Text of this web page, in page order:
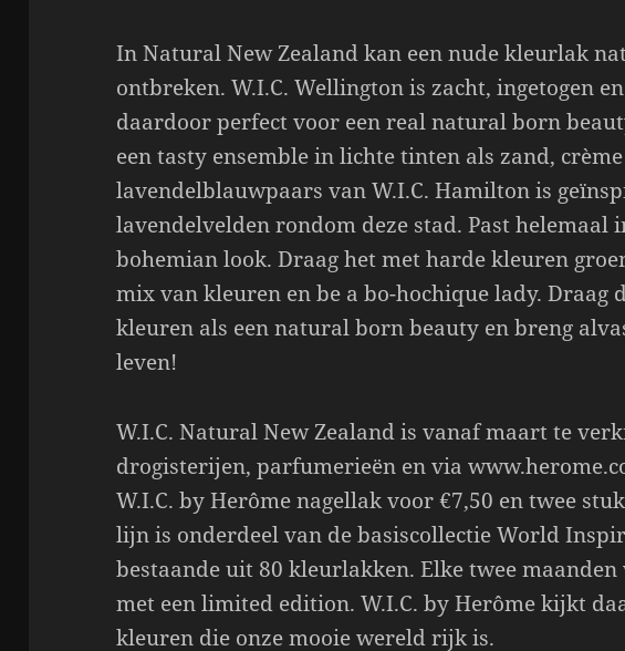
In Natural New Zealand kan een nude kleurlak
ontbreken. W.I.C. Wellington is zacht, ingetogen
daardoor perfect voor een real natural born
een tasty ensemble in lichte tinten als zand,
lavendelblauwpaars van W.I.C. Hamilton is
lavendelvelden rondom deze stad. Past helemaal
bohemian look. Draag het met harde kleuren
mix van kleuren en be a bo-hochique lady. Draag
kleuren als een natural born beauty en breng
leven!
W.I.C. Natural New Zealand is vanaf maart te
drogisterijen, parfumerieën en via
W.I.C. by Herôme nagellak voor €7,50 en twee
lijn is onderdeel van de basiscollectie World
bestaande uit 80 kleurlakken. Elke twee
met een limited edition. W.I.C. by Herôme kijkt
kleuren die onze mooie wereld rijk is.